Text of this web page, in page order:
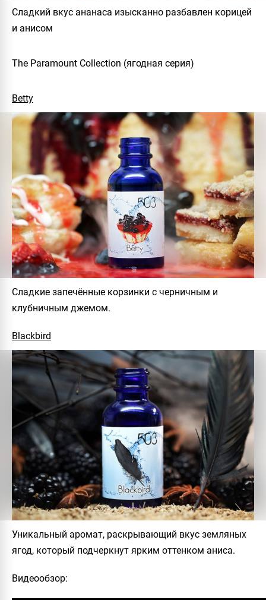
Сладкий вкус ананаса изысканно разбавлен корицей
и анисом
The Paramount Collection (ягодная серия)
Betty
Сладкие запечённые корзинки с черничным и
клубничным джемом.
Blackbird
Уникальный аромат, раскрывающий вкус земляных
ягод, который подчеркнут ярким оттенком аниса.
Видеообзор: